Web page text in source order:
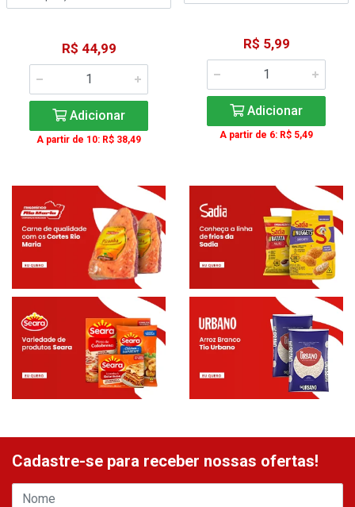
R$ 44,99
Adicionar
A partir de 10: R$ 38,49
R$ 5,99
Adicionar
A partir de 6: R$ 5,49
Cadastre-se para receber nossas ofertas!